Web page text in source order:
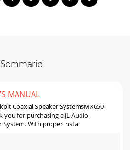
Sommario
MANUAL
Coaxial Speaker SystemsMX650-
you for purchasing a JL Audio
System. With proper insta